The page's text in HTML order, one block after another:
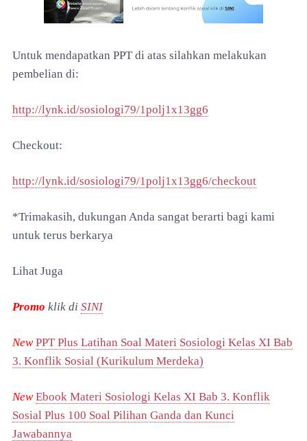
Untuk mendapatkan PPT di atas silahkan melakukan
pembelian di:
http://lynk.id/sosiologi79/1polj1x13gg6
Checkout:
http://lynk.id/sosiologi79/1polj1x13gg6/checkout
*Trimakasih, dukungan Anda sangat berarti bagi kami
untuk terus berkarya
Lihat Juga
Promo klik di SINI
New PPT Plus Latihan Soal Materi Sosiologi Kelas XI Bab
3. Konflik Sosial (Kurikulum Merdeka)
NewEbook Materi Sosiologi Kelas XI Bab 3. Konflik
Sosial Plus 100 Soal Pilihan Ganda dan Kunci
Jawabannya